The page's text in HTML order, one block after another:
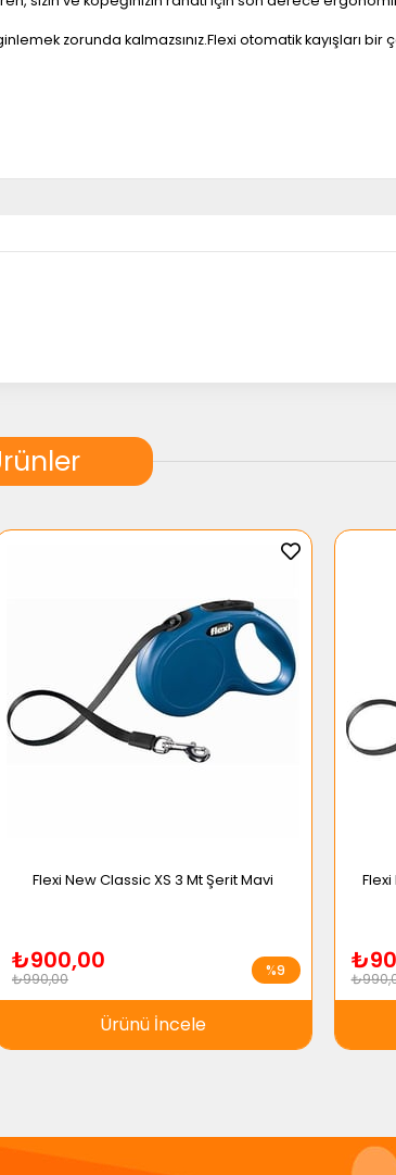
zorunda kalmazsınız.Flexi otomatik kayışları bir
Flexi New Classic XS 3 Mt Şerit Mavi
₺900,00
₺990,00
Ürünü İncele
%9